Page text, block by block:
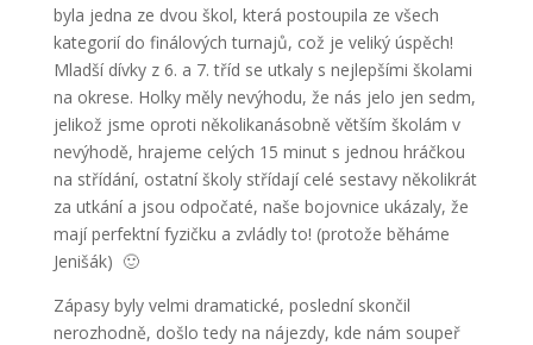
byla jedna ze dvou škol, která postoupila ze všech
kategorií do finálových turnajů, což je veliký úspěch!
Mladší dívky z 6. a 7. tříd se utkaly s nejlepšími školami
na okrese. Holky měly nevýhodu, že nás jelo jen sedm,
jelikož jsme oproti několikanásobně větším školám v
nevýhodě, hrajeme celých 15 minut s jednou hráčkou
na střídání, ostatní školy střídají celé sestavy několikrát
za utkání a jsou odpočaté, naše bojovnice ukázaly, že
mají perfektní fyzičku a zvládly to! (protože běháme
Jenišák) 🙂
Zápasy byly velmi dramatické, poslední skončil
nerozhodně, došlo tedy na nájezdy, kde nám soupeř